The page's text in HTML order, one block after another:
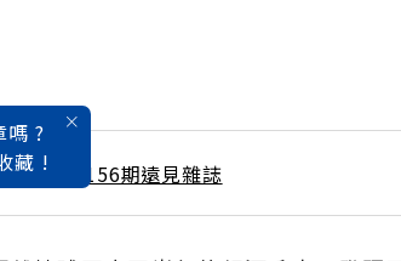
嗎 ?
藏 !
雜誌 第156期遠見雜誌